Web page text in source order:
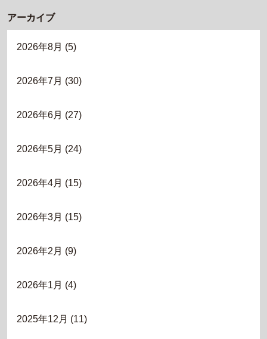
アーカイブ
2026年8月 (5)
2026年7月 (30)
2026年6月 (27)
2026年5月 (24)
2026年4月 (15)
2026年3月 (15)
2026年2月 (9)
2026年1月 (4)
2025年12月 (11)